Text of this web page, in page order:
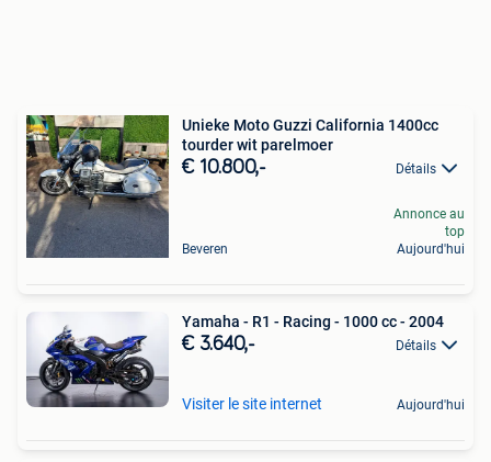
Unieke Moto Guzzi California 1400cc
tourder wit parelmoer
€ 10.800,- Détails
Beveren
Annonce au
top
Aujourd'hui
Yamaha - R1 - Racing - 1000 cc - 2004
€ 3.640,- Détails
Visiter le site internet Aujourd'hui